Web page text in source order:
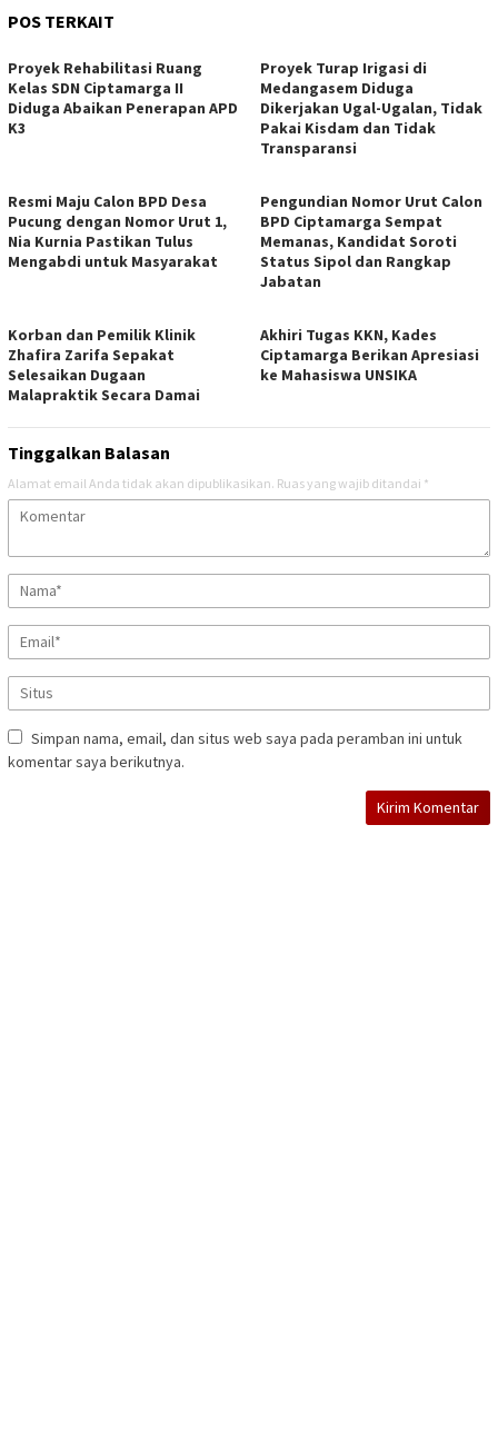
POS TERKAIT
Proyek Rehabilitasi Ruang
Kelas SDN Ciptamarga II
Diduga Abaikan Penerapan APD
K3
Proyek Turap Irigasi di
Medangasem Diduga
Dikerjakan Ugal-Ugalan, Tidak
Pakai Kisdam dan Tidak
Transparansi
Resmi Maju Calon BPD Desa
Pucung dengan Nomor Urut 1,
Nia Kurnia Pastikan Tulus
Mengabdi untuk Masyarakat
Pengundian Nomor Urut Calon
BPD Ciptamarga Sempat
Memanas, Kandidat Soroti
Status Sipol dan Rangkap
Jabatan
Korban dan Pemilik Klinik
Zhafira Zarifa Sepakat
Selesaikan Dugaan
Malapraktik Secara Damai
Akhiri Tugas KKN, Kades
Ciptamarga Berikan Apresiasi
ke Mahasiswa UNSIKA
Tinggalkan Balasan
Alamat email Anda tidak akan dipublikasikan. Ruas yang wajib ditandai *
Simpan nama, email, dan situs web saya pada peramban ini untuk
komentar saya berikutnya.